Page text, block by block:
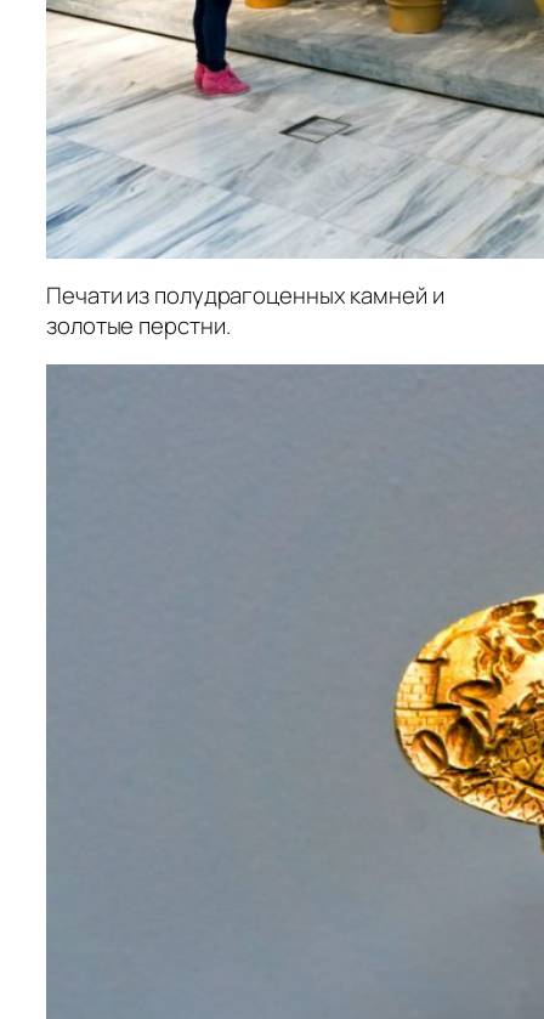
Печати из полудрагоценных камней и
золотые перстни.